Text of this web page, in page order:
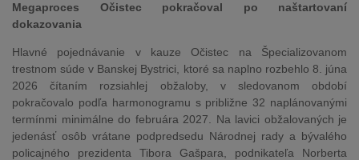
Megaproces Očistec pokračoval po naštartovaní
dokazovania
Hlavné pojednávanie v kauze Očistec na Špecializovanom
trestnom súde v Banskej Bystrici, ktoré sa naplno rozbehlo 8. júna
2026 čítaním rozsiahlej obžaloby, v sledovanom období
pokračovalo podľa harmonogramu s približne 32 naplánovanými
termínmi minimálne do februára 2027. Na lavici obžalovaných je
jedenásť osôb vrátane podpredsedu Národnej rady a bývalého
policajného prezidenta Tibora Gašpara, podnikateľa Norberta